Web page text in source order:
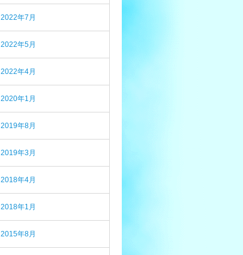
2022年7月
2022年5月
2022年4月
2020年1月
2019年8月
2019年3月
2018年4月
2018年1月
2015年8月